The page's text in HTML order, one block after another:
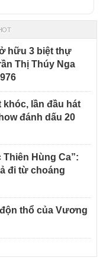
hữu 3 biệt thự
Thị Thúy Nga
khóc, lần đầu hát
đánh dấu 20
Hùng Ca”:
đi từ choáng
thổ của Vương